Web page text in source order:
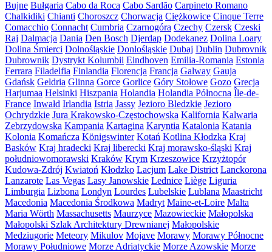
Bujne Bułgaria Cabo da Roca Cabo Sardão Carpineto Romano
Chalkidiki Chianti Choroszcz Chorwacja Ciężkowice Cinque Terre
Comacchio Connacht Cumbria Czarnogóra Czechy Czersk Czeski
Raj Dalmacja Dania Den Bosch Djerdap Dodekanez Dolina Loary
Dolina Śmierci Dolnośląskie Donlośląskie Dubaj Dublin Dubrovnik
Dubrownik Dystrykt Kolumbii Eindhoven Emilia-Romania Estonia
Ferrara Filadelfia Finlandia Florencja Francja Galway Gauja
Gdańsk Geldria Glinna Gorce Gorlice Góry Stołowe Gozo Grecja
Harjumaa Helsinki Hiszpania Holandia Holandia Północna Île-de-
France Inwałd Irlandia Istria Jassy Jezioro Bledzkie Jezioro
Ochrydzkie Jura Krakowsko-Częstochowska Kalifornia Kalwaria
Zebrzydowska Kampania Kartagina Karyntia Katalonia Katania
Kolonia Komańcza Königswinter Kotań Kotlina Kłodzka Kraj
Basków Kraj hradecki Kraj liberecki Kraj morawsko-śląski Kraj
południowomorawski Kraków Krym Krzeszowice Krzyżtopór
Kudowa-Zdrój Kwiatoń Kłodzko Lacjum Lake District Lanckorona
Lanzarote Las Vegas Lasy Janowskie Lednice Liège Liguria
Limburgia Lizbona Londyn Lourdes Lubelskie Lublana Maastricht
Macedonia Macedonia Środkowa Madryt Maine-et-Loire Malta
Maria Wörth Massachusetts Maurzyce Mazowieckie Małopolska
Małopolski Szlak Architektury Drewnianej Małopolskie
Medziugorie Meteory Mikulov Mojave Morawy Morawy Północne
Morawy Południowe Morze Adriatyckie Morze Azowskie Morze